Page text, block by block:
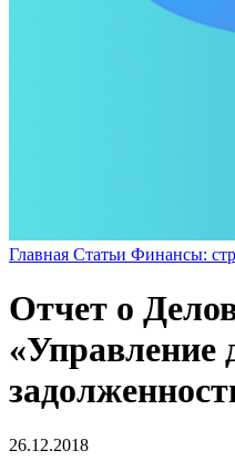
Главная Статьи Финансы:
Отчет о
«Управление
26.12.2018